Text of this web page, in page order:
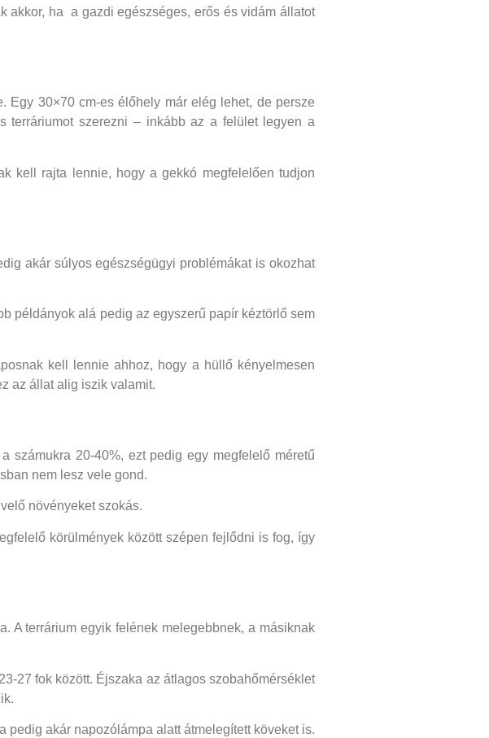
akkor, ha a gazdi egészséges, erős és vidám állatot
Egy 30×70 cm-es élőhely már elég lehet, de persze
terráriumot szerezni – inkább az a felület legyen a
kell rajta lennie, hogy a gekkó megfelelően tudjon
akár súlyos egészségügyi problémákat is okozhat
példányok alá pedig az egyszerű papír kéztörlő sem
kell lennie ahhoz, hogy a hüllő kényelmesen
az állat alig iszik valamit.
számukra 20-40%, ezt pedig egy megfelelő méretű
nem lesz vele gond.
növényeket szokás.
körülmények között szépen fejlődni is fog, így
A terrárium egyik felének melegebbnek, a másiknak
27 fok között. Éjszaka az átlagos szobahőmérséklet
akár napozólámpa alatt átmelegített köveket is.